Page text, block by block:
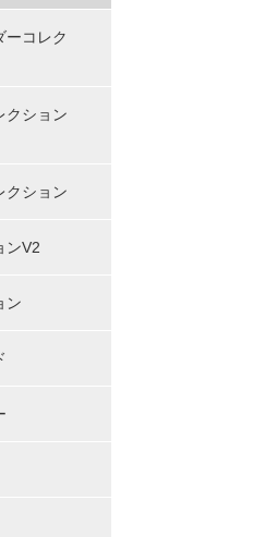
ーコレク
クション
クション
ンV2
ン